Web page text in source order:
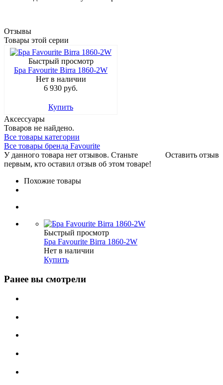
Отзывы
Товары этой серии
Быстрый просмотр
Бра Favourite Birra 1860-2W
Нет в наличии
6 930 руб.
Купить
Аксессуары
Товаров не найдено.
Все товары категории
Все товары бренда Favourite
Оставить отзыв
У данного товара нет отзывов. Станьте
первым, кто оставил отзыв об этом товаре!
Похожие товары
Быстрый просмотр
Бра Favourite Birra 1860-2W
Нет в наличии
Купить
Ранее вы смотрели